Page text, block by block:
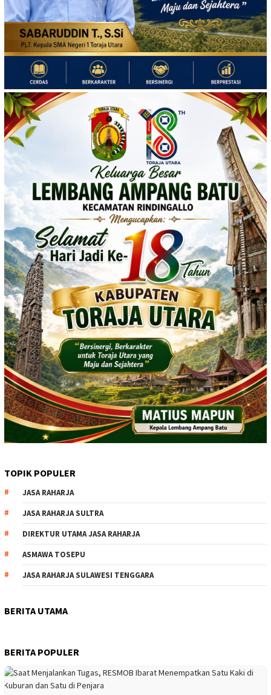
TOPIK POPULER
JASA RAHARJA
JASA RAHARJA SULTRA
DIREKTUR UTAMA JASA RAHARJA
ASMAWA TOSEPU
JASA RAHARJA SULAWESI TENGGARA
BERITA UTAMA
BERITA POPULER